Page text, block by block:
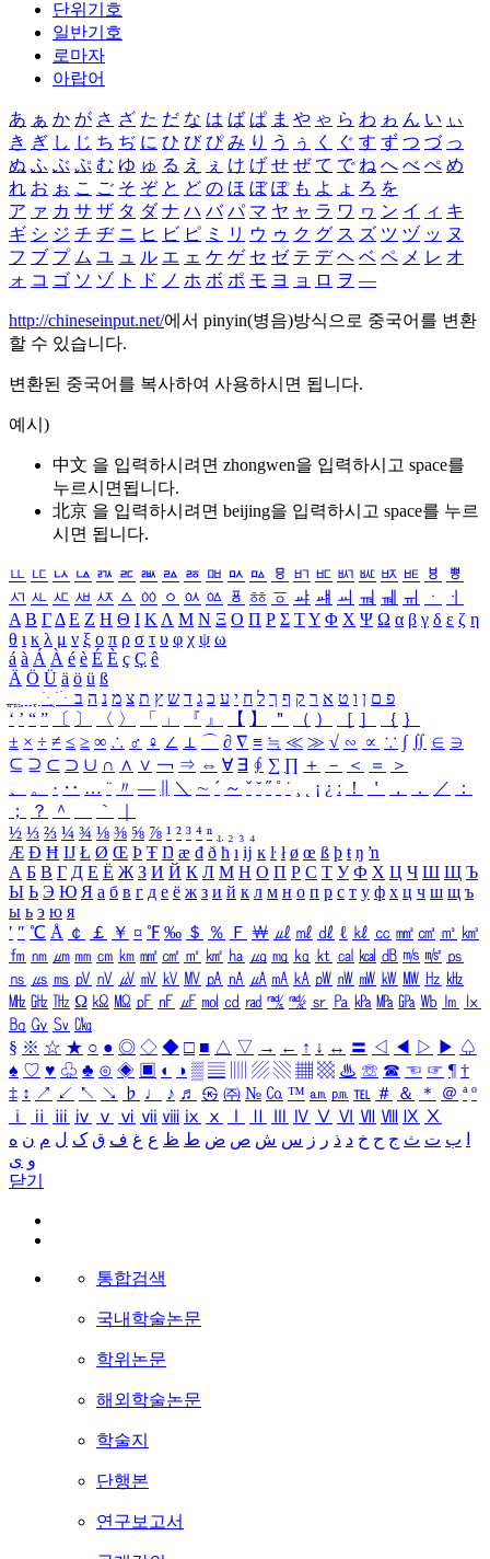
단위기호
일반기호
로마자
아랍어
あ ぁ か が さ ざ た だ な は ば ぱ ま や ゃ ら わ ゎ ん い ぃ
き ぎ し じ ち ぢ に ひ び ぴ み り う ぅ く ぐ す ず つ づ っ
ぬ ふ ぶ ぷ む ゆ ゅ る え ぇ け げ せ ぜ て で ね へ べ ぺ め
れ お ぉ こ ご そ ぞ と ど の ほ ぼ ぽ も よ ょ ろ を
ア ァ カ サ ザ タ ダ ナ ハ バ パ マ ヤ ャ ラ ワ ヮ ン イ ィ キ
ギ シ ジ チ ヂ ニ ヒ ビ ピ ミ リ ウ ゥ ク グ ス ズ ツ ヅ ッ ヌ
フ ブ プ ム ユ ュ ル エ ェ ケ ゲ セ ゼ テ デ ヘ ベ ペ メ レ オ
ォ コ ゴ ソ ゾ ト ド ノ ホ ボ ポ モ ヨ ョ ロ ヲ ―
http://chineseinput.net/에서 pinyin(병음)방식으로 중국어를 변환
할 수 있습니다.
변환된 중국어를 복사하여 사용하시면 됩니다.
예시)
中文 을 입력하시려면 zhongwen을 입력하시고 space를
누르시면됩니다.
北京 을 입력하시려면 beijing을 입력하시고 space를 누르
시면 됩니다.
ㅥ ㅦ ㅧ ㅨ ㅩ ㅪ ㅫ ㅬ ㅭ ㅮ ㅯ ㅰ ㅱ ㅲ ㅳ ㅴ ㅵ ㅶ ㅷ ㅸ
ㅹ
ㅺ ㅻ ㅼ ㅽ ㅾ ㅿ ㆀ ㆁ ㆂ ㆃ ㆄ ㆅ ㆆ ㆇ ㆈ ㆉ ㆊ ㆋ ㆌ ㆍ
ㆎ
Α Β ΓΔ Ε Ζ Η Θ Ι ΚΛ Μ Ν Ξ Ο Π Ρ Σ ΤΥ Φ Χ Ψ Ω α β γ δ ε ζ η
θ ι κ λ μ ν ξ ο π ρ σ τ υ φ χ ψ ω
á à Á À é è É È ç Ç ê
Ä Ö Ü ä ö ü ß
ִֶֹ ֻּ ׁׂ פ ם ן ו ט א ר ק ף ך ל ח י ע כ ג ד ש ץ ת צ מ נ ה ב
‘ ’ “ ” 〔 〕 〈 〉 「 」 『 』 【 】 ＂ （ ） ［ ］ ｛ ｝
± × ÷ ≠ ≤ ≥ ∞ ∴ ♂ ♀ ∠ ⊥ ⌒ ∂ ∇ ≡ ≒ ≪ ≫ √ ∽ ∝ ∵ ∫ ∬ ∈ ∋
⊆ ⊇ ⊂ ⊃ ∪ ∩ ∧ ∨ ￢ ⇒ ⇔ ∀ ∃ ∮ ∑ ∏ ＋ － ＜ ＝
＞
、
。 · ‥ … ¨ 〃 ― ＼ ∼ ´ ～ ˇ ˘ ˝ ˚ ˙ ¸ ¡ ¿ ː ！ ＇ ， ． ／
：
；
？ ＾ ｀
½ ⅓ ⅔ ¼ ¾ ⅛ ⅜ ⅝ ⅞ ¹ ² ³ ⁴ ⁿ ₁ ₂ ₃ ₄
Æ Ð Ħ Ĳ Ł Ø Œ Þ Ŧ Ŋ æ đ ð ħ ı ĳ ĸ ŀ ł ø œ ß þ ŧ ŋ ŉ
А Б В Г Д Е Ё Ж З И Й К Л М Н О П Р С Т У Ф Х Ц Ч Ш Щ Ъ
Ы Ь Э Ю Я а б в г д е ё ж з и й к л м н о п р с т у ф х ц ч ш щ ъ
ы ь э ю я
′ ″ ℃ Å ￠ ￡ ￥ ¤ ℉ ‰ ＄ ％ Ｆ ￦ ㎕ ㎖ ㎗ ℓ ㎘ ㏄ ㎣ ㎤ ㎥ ㎦
㎙ ㎚ ㎛ ㎜ ㎝ ㎞ ㎟ ㎠ ㎡ ㎢ ㏊ ㎍ ㎎ ㎏ ㏏ ㎈ ㎉ ㏈ ㎧ ㎨ ㎰
㎱ ㎲ ㎳ ㎴ ㎵ ㎶ ㎷ ㎸ ㎹ ㎀ ㎁ ㎂ ㎃ ㎄ ㎺ ㎻ ㎽ ㎾ ㎿ ㎐ ㎑
㎒ ㎓ ㎔ Ω ㏀ ㏁ ㎊ ㎋ ㎌ ㏖ ㏅ ㎭ ㎮ ㎯ ㏛ ㎩ ㎪ ㎫ ㎬ ㏝ ㏐
㏓
㏃ ㏉ ㏜ ㏆
§ ※ ☆ ★ ○ ● ◎ ◇ ◆ □ ■ △ ▽ → ← ↑ ↓ ↔ 〓 ◁ ◀ ▷ ▶ ♤
♠ ♡ ♥ ♧ ♣ ⊙ ◈ ▣ ◐ ◑ ▒ ▤ ▨ ▧ ▦ ▩ ♨ ☏ ☎ ☜ ☞ ¶ †
‡ ↕ ↗ ↙ ↖ ↘ ♭ ♩ ♪ ♬ ㉿ ㈜ № ㏇ ™ ㏂ ㏘ ℡ ＃ ＆ ＊ ＠ ª º
ⅰ
ⅱ ⅲ ⅳ ⅴ ⅵ ⅶ ⅷ ⅸ ⅹ Ⅳ Ⅴ Ⅵ Ⅶ Ⅷ Ⅸ Ⅹ
ب ت ث ج ح خ د ذ ر ز س ش ص ض ط ظ ع غ ف ق ک ل م ن ه
و ی
닫기
통합검색
국내학술논문
학위논문
해외학술논문
학술지
단행본
연구보고서